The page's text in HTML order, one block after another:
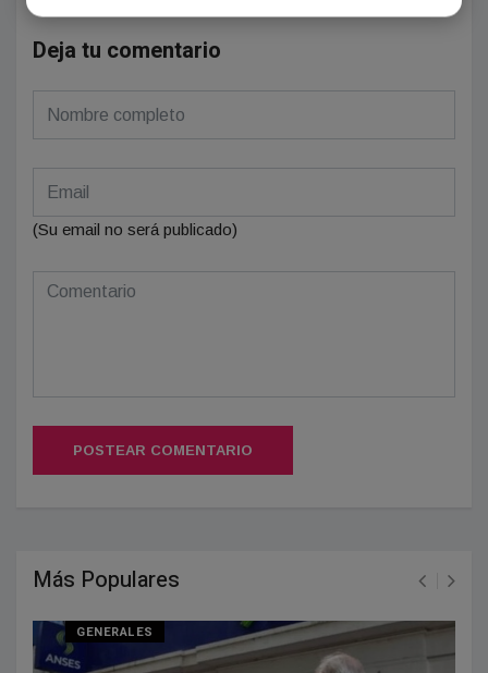
Deja tu comentario
(Su email no será publicado)
POSTEAR COMENTARIO
Más Populares
GENERALES